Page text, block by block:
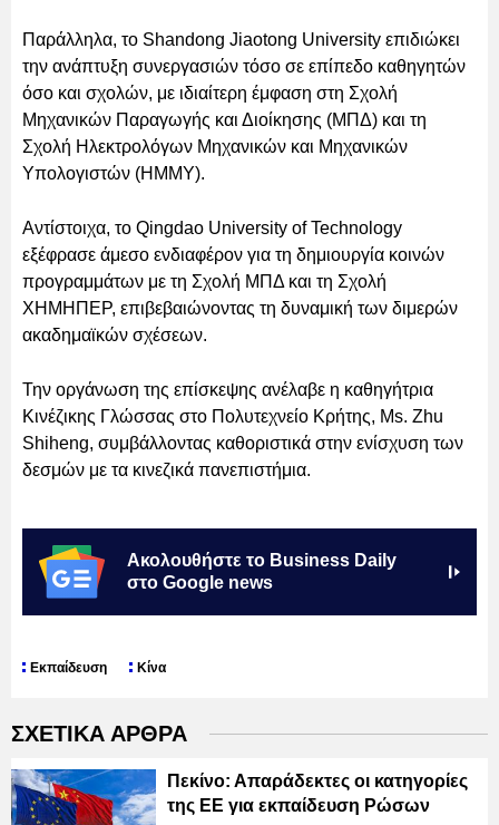
Παράλληλα, το Shandong Jiaotong University επιδιώκει
την ανάπτυξη συνεργασιών τόσο σε επίπεδο καθηγητών
όσο και σχολών, με ιδιαίτερη έμφαση στη Σχολή
Μηχανικών Παραγωγής και Διοίκησης (ΜΠΔ) και τη
Σχολή Ηλεκτρολόγων Μηχανικών και Μηχανικών
Υπολογιστών (ΗΜΜΥ).
Αντίστοιχα, το Qingdao University of Technology
εξέφρασε άμεσο ενδιαφέρον για τη δημιουργία κοινών
προγραμμάτων με τη Σχολή ΜΠΔ και τη Σχολή
ΧΗΜΗΠΕΡ, επιβεβαιώνοντας τη δυναμική των διμερών
ακαδημαϊκών σχέσεων.
Την οργάνωση της επίσκεψης ανέλαβε η καθηγήτρια
Κινέζικης Γλώσσας στο Πολυτεχνείο Κρήτης, Ms. Zhu
Shiheng, συμβάλλοντας καθοριστικά στην ενίσχυση των
δεσμών με τα κινεζικά πανεπιστήμια.
Ακολουθήστε το Business Daily
στο Google news
Εκπαίδευση Κίνα
ΣΧΕΤΙΚΑ ΑΡΘΡΑ
Πεκίνο: Απαράδεκτες οι κατηγορίες
της ΕΕ για εκπαίδευση Ρώσων